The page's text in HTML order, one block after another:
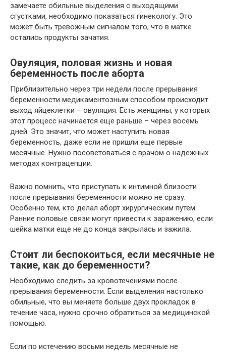
замечаете обильные выделения с выходящими
сгустками, необходимо показаться гинекологу. Это
может быть тревожным сигналом того, что в матке
остались продукты зачатия.
Овуляция, половая жизнь и новая
беременность после аборта
Приблизительно через три недели после прерывания
беременности медикаментозным способом происходит
выход яйцеклетки – овуляция. Есть женщины, у которых
этот процесс начинается еще раньше – через восемь
дней. Это значит, что может наступить новая
беременность, даже если не пришли еще первые
месячные. Нужно посоветоваться с врачом о надежных
методах контрацепции.
Важно помнить, что приступать к интимной близости
после прерывания беременности можно не сразу.
Особенно тем, кто делал аборт хирургическим путем.
Ранние половые связи могут привести к заражению, если
шейка матки еще не до конца закрылась и зажила.
Стоит ли беспокоиться, если месячные не
такие, как до беременности?
Необходимо следить за кровотечениями после
прерывания беременности. Если выделения настолько
обильные, что вы меняете больше двух прокладок в
течение часа, нужно срочно обратиться за медицинской
помощью.
Если по истечению восьми недель месячные не